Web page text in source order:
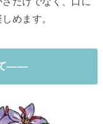
めます。
て――